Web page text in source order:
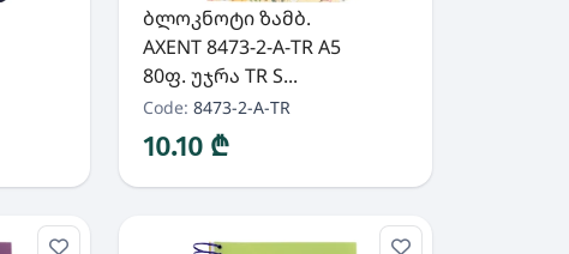
ბლოკნოტი ზამბ.
AXENT 8473-2-A-TR A5
80ფ. უჯრა TR S...
Code: 8473-2-A-TR
10.10 ₾